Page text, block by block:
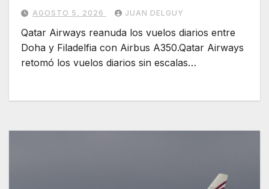
AGOSTO 5, 2026 JUAN DELGUY
Qatar Airways reanuda los vuelos diarios entre
Doha y Filadelfia con Airbus A350.Qatar Airways
retomó los vuelos diarios sin escalas…